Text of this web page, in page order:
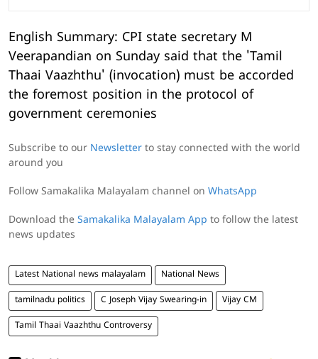
English Summary: CPI state secretary M
Veerapandian on Sunday said that the 'Tamil
Thaai Vaazhthu' (invocation) must be accorded
the foremost position in the protocol of
government ceremonies
Subscribe to our Newsletter to stay connected with the world
around you
Follow Samakalika Malayalam channel on WhatsApp
Download the Samakalika Malayalam App to follow the latest
news updates
Latest National news malayalam National News
tamilnadu politics C Joseph Vijay Swearing-in Vijay CM
Tamil Thaai Vaazhthu Controversy